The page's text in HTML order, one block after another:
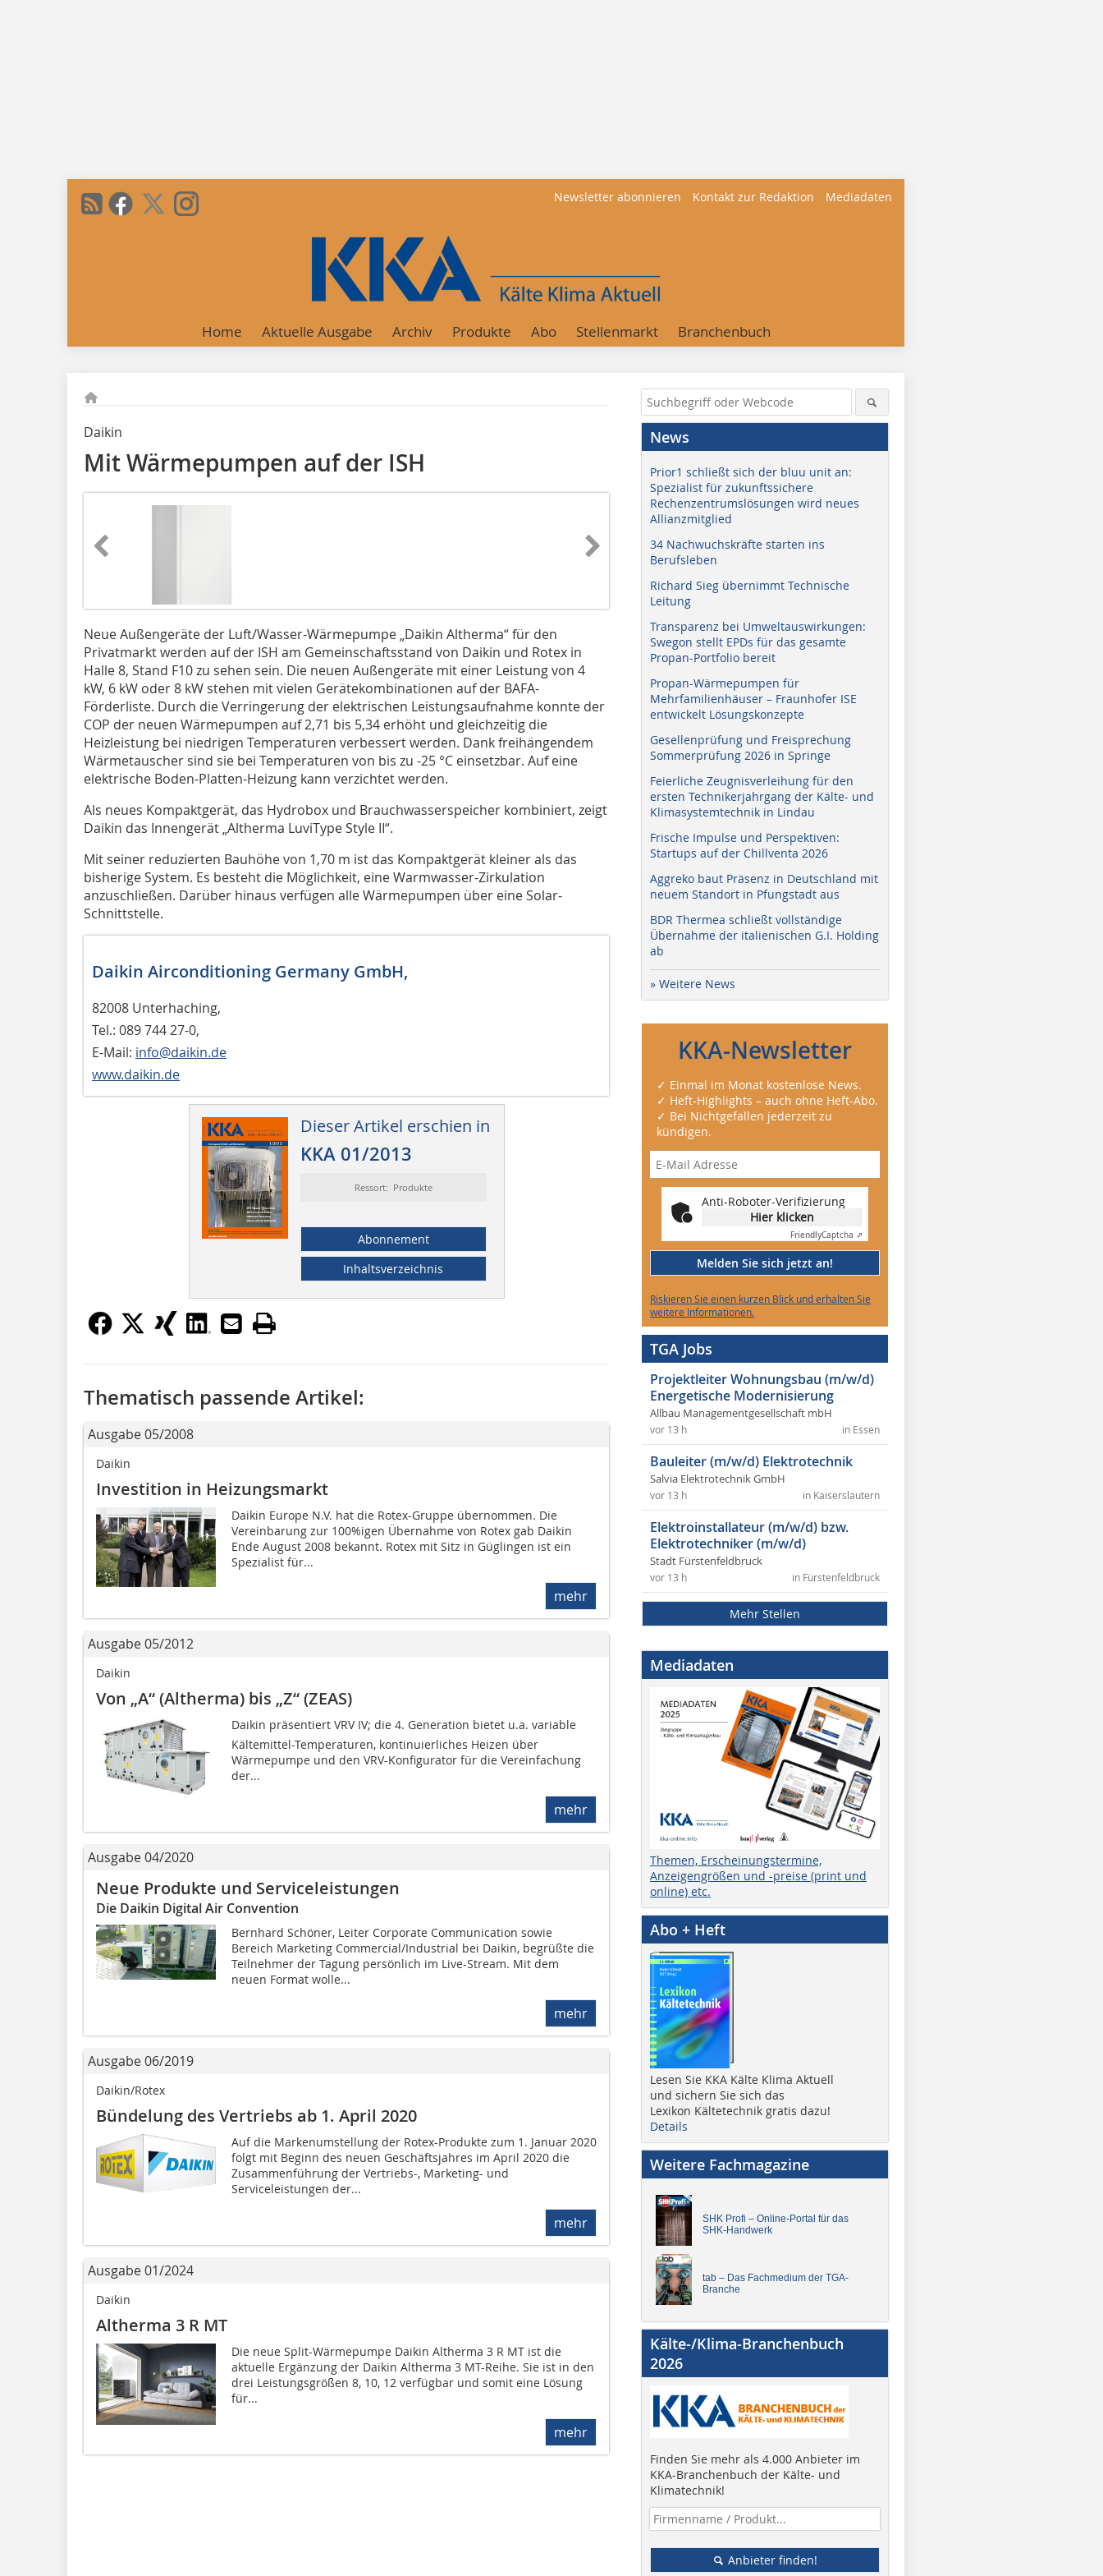
Newsletter abonnieren Kontakt zur Redaktion Mediadaten
Home Aktuelle Ausgabe Archiv Produkte Abo Stellenmarkt Branchenbuch
Daikin
Mit Wärmepumpen auf der ISH
Neue Außengeräte der Luft/Wasser-Wärmepumpe „Dai­kin Altherma“ für den
Privatmarkt werden auf der ISH am Gemeinschaftsstand von Daikin und Rotex in
Halle 8, Stand F10 zu sehen sein. Die neuen Außengeräte mit einer Leistung von 4
kW, 6 kW oder 8 kW stehen mit vielen Gerätekombinationen auf der BAFA-
Förderliste. Durch die Verringerung der elek­trischen Leistungsaufnahme konnte der
COP der neuen Wärmepumpen auf 2,71 bis 5,34 erhöht und gleichzeitig die
Heizleistung bei niedrigen Temperaturen verbessert werden. Dank freihängendem
Wärmetauscher sind sie bei Temperaturen von bis zu -25 °C einsetzbar. Auf eine
elektrische Boden-Platten-Heizung kann verzichtet werden.
Als neues Kompaktgerät, das Hydrobox und Brauchwasserspeicher kombiniert, zeigt
Dai­kin das Innengerät „Altherma LuviType Style II“.
Mit seiner reduzierten Bauhöhe von 1,70 m ist das Kompaktgerät kleiner als das
bisherige System. Es besteht die Möglichkeit, eine Warmwasser-Zirkulation
anzuschließen. Darüber hinaus verfügen alle Wärmepumpen über eine Solar-
Schnittstelle.
Daikin Airconditioning Germany GmbH,
82008 Unterhaching,
Tel.: 089 744 27-0,
E-Mail: info@daikin.de
www.daikin.de
Dieser Artikel erschien in
KKA 01/2013
Ressort: Produkte
Abonnement
Inhaltsverzeichnis
Thematisch passende Artikel:
Ausgabe 05/2008
Daikin
Investition in Heizungsmarkt
Daikin Europe N.V. hat die Rotex-Gruppe übernommen. Die
Vereinbarung zur 100%igen Übernahme von Rotex gab Dai­kin
Ende August 2008 bekannt. Rotex mit Sitz in Güglingen ist ein
Spezialist für...
mehr
Ausgabe 05/2012
Daikin
Von „A“ (Altherma) bis „Z“ (ZEAS)
Daikin präsentiert VRV IV; die 4. Generation bietet u.a. variable
Kältemittel-Temperaturen, kontinuierliches Heizen über
Wärmepumpe und den VRV-Konfigurator für die Vereinfachung
der...
mehr
Ausgabe 04/2020
Neue Produkte und Serviceleistungen
Die Daikin Digital Air Convention
Bernhard Schöner, Leiter Corporate Communication sowie
Bereich Marketing Commercial/Industrial bei Daikin, begrüßte die
Teilnehmer der Tagung persönlich im Live-Stream. Mit dem
neuen Format wolle...
mehr
Ausgabe 06/2019
Daikin/Rotex
Bündelung des Vertriebs ab 1. April 2020
Auf die Markenumstellung der Rotex-Produkte zum 1. Januar 2020
folgt mit Beginn des neuen Geschäftsjahres im April 2020 die
Zusammenführung der Vertriebs-, Marketing- und
Serviceleistungen der...
mehr
Ausgabe 01/2024
Daikin
Altherma 3 R MT
Die neue Split-Wärmepumpe Daikin Al­therma 3 R MT ist die
aktuelle Ergänzung der Daikin Altherma 3 MT-Reihe. Sie ist in den
drei Leistungsgrößen 8, 10, 12 verfügbar und somit eine Lösung
für...
mehr
News
Prior1 schließt sich der bluu unit an:
Spezialist für zukunftssichere
Rechenzentrumslösungen wird neues
Allianzmitglied
34 Nachwuchskräfte starten ins
Berufsleben
Richard Sieg übernimmt Technische
Leitung
Transparenz bei Umweltauswirkungen:
Swegon stellt EPDs für das gesamte
Propan-Portfolio bereit
Propan-Wärmepumpen für
Mehrfamilienhäuser – Fraunhofer ISE
entwickelt Lösungskonzepte
Gesellenprüfung und Freisprechung
Sommerprüfung 2026 in Springe
Feierliche Zeugnisverleihung für den
ersten Technikerjahrgang der Kälte- und
Klimasystemtechnik in Lindau
Frische Impulse und Perspektiven:
Startups auf der Chillventa 2026
Aggreko baut Präsenz in Deutschland mit
neuem Standort in Pfungstadt aus
BDR Thermea schließt vollständige
Übernahme der italienischen G.I. Holding
ab
» Weitere News
KKA-Newsletter
✓ Einmal im Monat kostenlose News.
✓ Heft-Highlights – auch ohne Heft-Abo.
✓ Bei Nichtgefallen jederzeit zu
kündigen.
Anti-Roboter-Verifizierung
Hier klicken
FriendlyCaptcha ⇗
Melden Sie sich jetzt an!
Riskieren Sie einen kurzen Blick und erhalten Sie
weitere Informationen.
TGA Jobs
Projektleiter Wohnungsbau (m/w/d)
Energetische Modernisierung
Allbau Managementgesellschaft mbH
in Essen
vor 13 h
Bauleiter (m/w/d) Elektrotechnik
Salvia Elektrotechnik GmbH
in Kaiserslautern
vor 13 h
Elektroinstallateur (m/w/d) bzw.
Elektrotechniker (m/w/d)
Stadt Fürstenfeldbruck
in Fürstenfeldbruck
vor 13 h
Mehr Stellen
Mediadaten
Themen, Erscheinungstermine,
Anzeigengrößen und -preise (print und
online) etc.
Abo + Heft
Lesen Sie KKA Kälte Klima Aktuell
und sichern Sie sich das
Lexikon Kältetechnik gratis dazu!
Details
Weitere Fachmagazine
SHK Profi – Online-Portal für das
SHK-Handwerk
tab – Das Fachmedium der TGA-
Branche
Kälte-/Klima-Branchenbuch
2026
Finden Sie mehr als 4.000 Anbieter im
KKA-Branchenbuch der Kälte- und
Klimatechnik!
Anbieter finden!